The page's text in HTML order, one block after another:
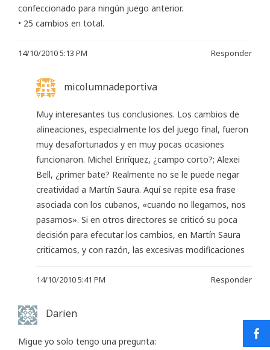
confeccionado para ningún juego anterior.
• 25 cambios en total.
14/10/2010 5:13 PM Responder
micolumnadeportiva
Muy interesantes tus conclusiones. Los cambios de
alineaciones, especialmente los del juego final, fueron
muy desafortunados y en muy pocas ocasiones
funcionaron. Michel Enríquez, ¿campo corto?; Alexei
Bell, ¿primer bate? Realmente no se le puede negar
creatividad a Martín Saura. Aquí se repite esa frase
asociada con los cubanos, «cuando no llegamos, nos
pasamos». Si en otros directores se criticó su poca
decisión para efecutar los cambios, en Martín Saura
criticamos, y con razón, las excesivas modificaciones
14/10/2010 5:41 PM Responder
Darien
Migue yo solo tengo una pregunta: